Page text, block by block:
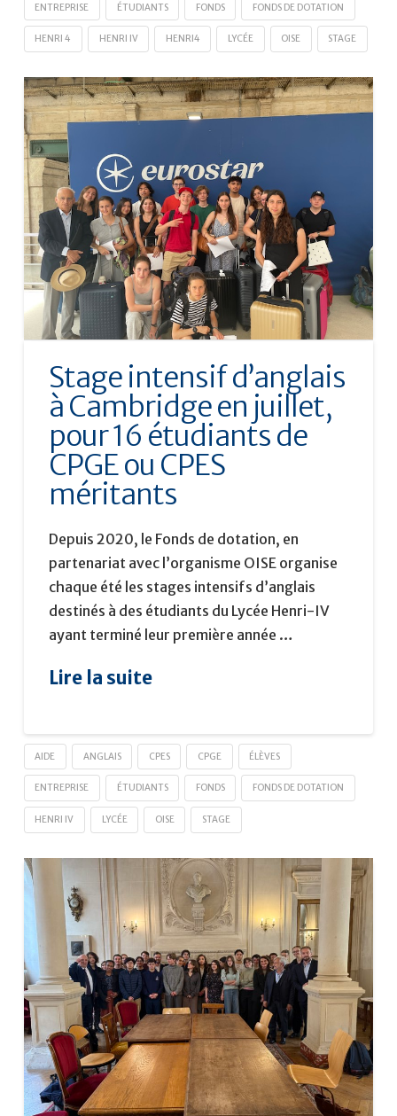
ENTREPRISE ÉTUDIANTS FONDS FONDS DE DOTATION
HENRI 4 HENRI IV HENRI4 LYCÉE OISE STAGE
Stage intensif d’anglais
à Cambridge en juillet,
pour 16 étudiants de
CPGE ou CPES
méritants
Depuis 2020, le Fonds de dotation, en
partenariat avec l’organisme OISE organise
chaque été les stages intensifs d’anglais
destinés à des étudiants du Lycée Henri-IV
ayant terminé leur première année …
Lire la suite
AIDE ANGLAIS CPES CPGE ÉLÈVES
ENTREPRISE ÉTUDIANTS FONDS FONDS DE DOTATION
HENRI IV LYCÉE OISE STAGE